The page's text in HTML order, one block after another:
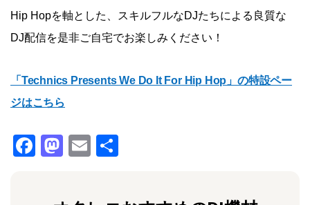
Hip Hopを軸とした、スキルフルなDJたちによる良質な
DJ配信を是非ご自宅でお楽しみください！
「Technics Presents We Do It For Hip Hop」の特設ペー
ジはこちら
F M E